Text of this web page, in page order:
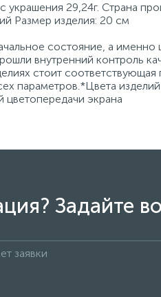
украшения 29,24г. Страна
Размер изделия: 20 см
состояние, а именно
внутренний контроль
стоит
параметров.*Цвета изделий
цветопередачи экрана
Задайте